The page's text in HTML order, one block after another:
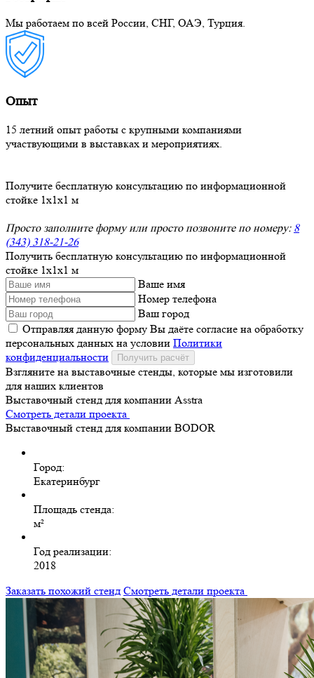
Мы работаем по всей России, СНГ, ОАЭ, Турция.
Опыт
15 летний опыт работы с крупными компаниями
участвующими в выставках и мероприятиях.
Получите бесплатную консультацию по информационной
стойке 1x1x1 м
Просто заполните форму или просто позвоните по номеру: 8
(343) 318-21-26
Получить бесплатную консультацию по информационной
стойке 1x1x1 м
Ваше имя
Номер телефона
Ваш город
Отправляя данную форму Вы даёте согласие на обработку
персональных данных на условии Политики
конфиденциальности
Получить расчёт
Взгляните на выставочные стенды, которые мы изготовили
для наших клиентов
Выставочный стенд для компании Asstra
Смотреть детали проекта
Выставочный стенд для компании BODOR
Город:
Екатеринбург
Площадь стенда:
м²
Год реализации:
2018
Заказать похожий стенд Смотреть детали проекта